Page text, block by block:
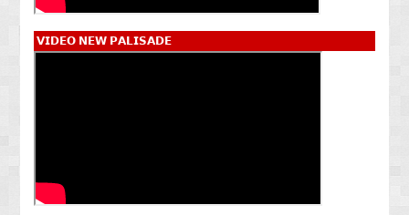
𝗩𝗜𝗗𝗘𝗢 𝗡𝗘𝗪 𝗣𝗔𝗟𝗜𝗦𝗔𝗗𝗘